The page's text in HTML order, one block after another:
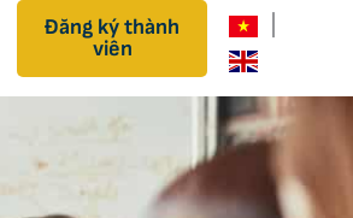
Đăng ký thành
viên